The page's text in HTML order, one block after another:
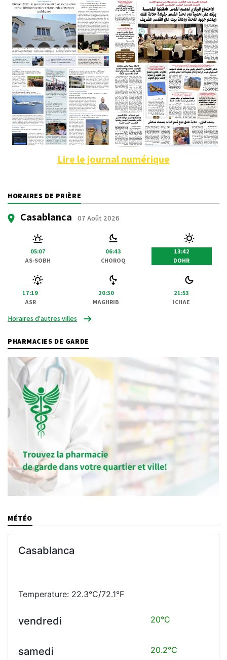
Lire le journal numérique
HORAIRES DE PRIÈRE
Casablanca 07 Août 2026
05:07
AS-SOBH
06:43
CHOROQ
13:42
DOHR
17:19
ASR
20:30
MAGHRIB
21:53
ICHAE
Horaires d'autres villes
PHARMACIES DE GARDE
MÉTÉO
Casablanca
Temperature: 22.3°C/72.1°F
vendredi 20°C
samedi 20.2°C